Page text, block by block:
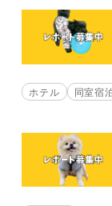
ホテル 同室宿